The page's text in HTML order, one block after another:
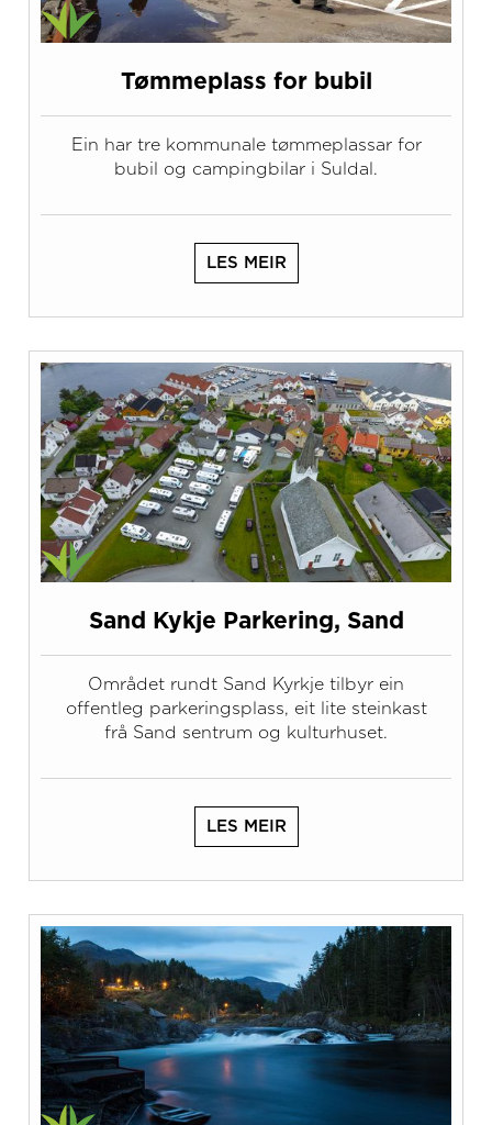
Tømmeplass for bubil
Ein har tre kommunale tømmeplassar for
bubil og campingbilar i Suldal.
LES MEIR
Sand Kykje Parkering, Sand
Området rundt Sand Kyrkje tilbyr ein
offentleg parkeringsplass, eit lite steinkast
frå Sand sentrum og kulturhuset.
LES MEIR